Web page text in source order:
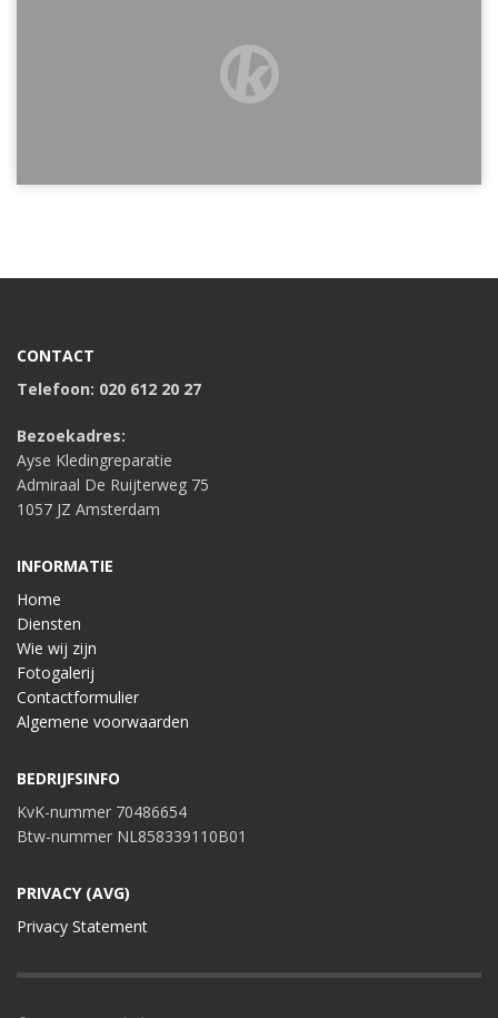
CONTACT
Telefoon: 020 612 20 27
Bezoekadres:
Ayse Kledingreparatie
Admiraal De Ruijterweg 75
1057 JZ Amsterdam
INFORMATIE
Home
Diensten
Wie wij zijn
Fotogalerij
Contactformulier
Algemene voorwaarden
BEDRIJFSINFO
KvK-nummer 70486654
Btw-nummer NL858339110B01
PRIVACY (AVG)
Privacy Statement